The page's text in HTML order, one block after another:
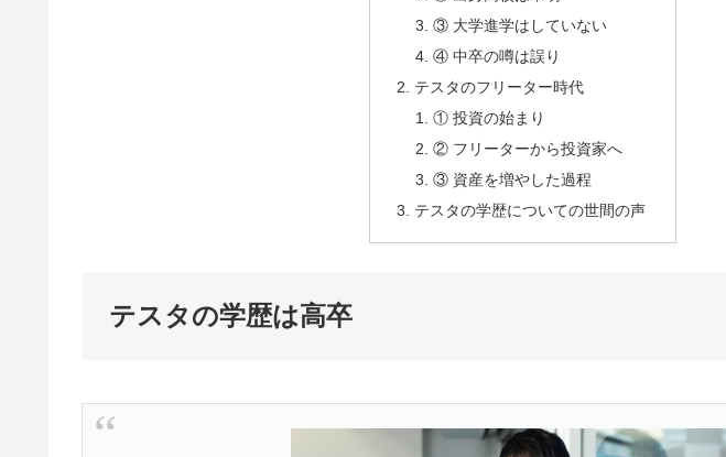
③ 大学進学はしていない
④ 中卒の噂は誤り
テスタのフリーター時代
① 投資の始まり
② フリーターから投資家へ
③ 資産を増やした過程
テスタの学歴についての世間の声
テスタの学歴は高卒